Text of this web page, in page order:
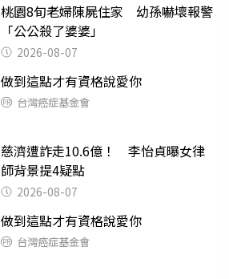
桃園8旬老婦陳屍住家 幼孫嚇壞報警
「公公殺了婆婆」
2026-08-07
做到這點才有資格說愛你
台灣癌症基金會
慈濟遭詐走10.6億！ 李怡貞曝女律
師背景提4疑點
2026-08-07
做到這點才有資格說愛你
台灣癌症基金會